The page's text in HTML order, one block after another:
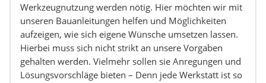
Werkzeugnutzung werden nötig. Hier möchten wir mit
unseren Bauanleitungen helfen und Möglichkeiten
aufzeigen, wie sich eigene Wünsche umsetzen lassen.
Hierbei muss sich nicht strikt an unsere Vorgaben
gehalten werden. Vielmehr sollen sie Anregungen und
Lösungsvorschläge bieten – Denn jede Werkstatt ist so